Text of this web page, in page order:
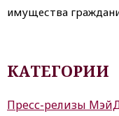
КАТЕГОРИИ
Пресс-релизы
имущества